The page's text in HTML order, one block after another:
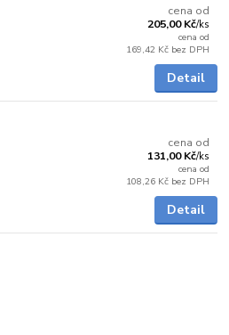
cena od
205,00 Kč/ks
cena od
169,42 Kč bez DPH
Detail
cena od
131,00 Kč/ks
cena od
108,26 Kč bez DPH
Detail